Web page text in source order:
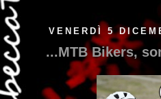
VENERDÌ 5
...MTB Bikers,